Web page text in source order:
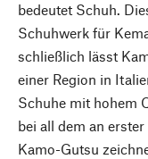
bedeutet Schuh.
Schuhwerk für
schließlich lässt
einer Region in
Schuhe mit hohem
bei all dem an
Kamo-Gutsu